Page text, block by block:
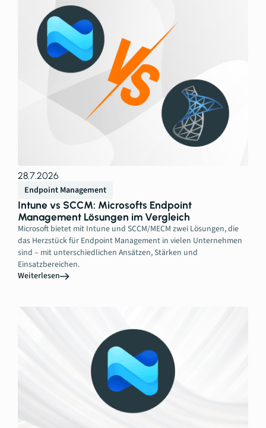
28.7.2026
Endpoint Management
Intune vs SCCM: Microsofts Endpoint
Management Lösungen im Vergleich
Microsoft bietet mit Intune und SCCM/MECM zwei Lösungen, die
das Herzstück für Endpoint Management in vielen Unternehmen
sind – mit unterschiedlichen Ansätzen, Stärken und
Einsatzbereichen.
Weiterlesen